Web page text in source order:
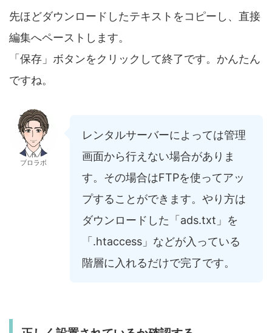
先ほどダウンロードしたテキストをコピーし、直接
編集へペーストします。
「保存」ボタンをクリックして終了です。かんたん
ですね。
ブロラボ
レンタルサーバーによっては管理
画面から行えない場合がありま
す。その場合はFTPを使ってアッ
プすることができます。やり方は
ダウンロードした「ads.txt」を
「.htaccess」などが入っている
階層に入れるだけで完了です。